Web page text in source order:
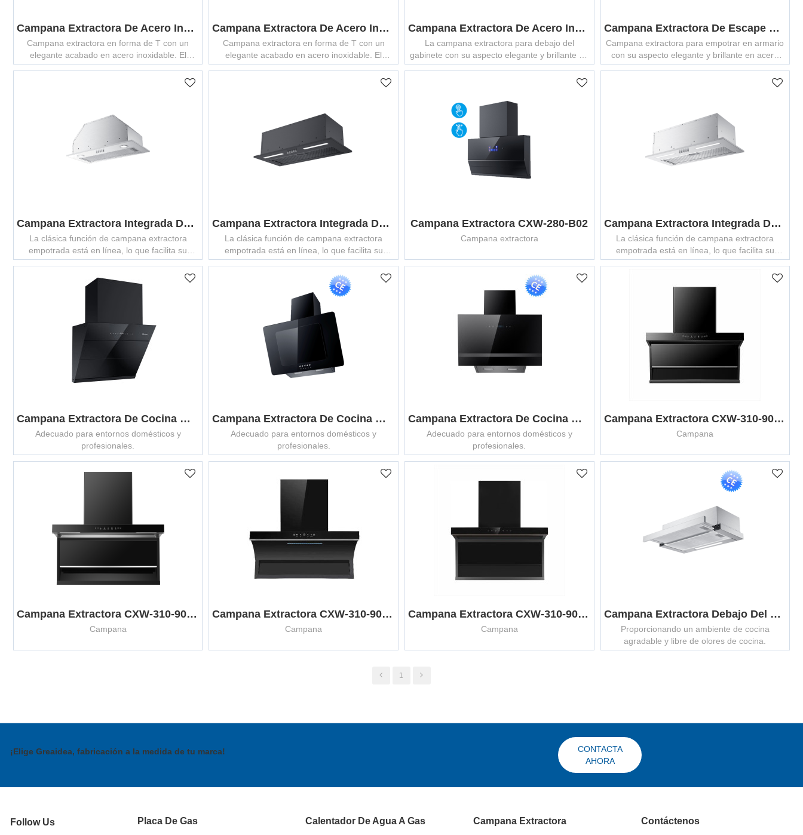
Campana Extractora De Acero Inoxidable En Forma De T GCHT-60/75/90SB
Campana extractora en forma de T con un
elegante acabado en acero inoxidable. El
control de 2 velocidades le permite elegir
Campana Extractora De Acero Inoxidable En Forma De T GCHT-600/750/900T
Campana extractora en forma de T con un
elegante acabado en acero inoxidable. El
control de 2 velocidades le permite elegir
Campana Extractora De Acero Inoxidable De Perfil Bajo GCHA-60/75/90
La campana extractora para debajo del
gabinete con su aspecto elegante y brillante en
acero inoxidable se puede integrar
Campana Extractora De Escape Delgada En Blanco Y Negro MCHS-600B/W
Campana extractora para empotrar en armario
con su aspecto elegante y brillante en acero
inoxidable que se integra perfectamente en
Campana Extractora Integrada De Acero Inoxidable MCHS-5/6005A
La clásica función de campana extractora
empotrada está en línea, lo que facilita su
proceso de cocción.
Campana Extractora Integrada De Acero Inoxidable MCHS-5/6005T
La clásica función de campana extractora
empotrada está en línea, lo que facilita su
proceso de cocción.
Campana Extractora CXW-280-B02
Campana extractora
Campana Extractora Integrada De Acero Inoxidable MCHS-5/6005S
La clásica función de campana extractora
empotrada está en línea, lo que facilita su
proceso de cocción.
Campana Extractora De Cocina MCHW-C601
Adecuado para entornos domésticos y
profesionales.
Campana Extractora De Cocina MCHW-H603
Adecuado para entornos domésticos y
profesionales.
Campana Extractora De Cocina MCHW-H602
Adecuado para entornos domésticos y
profesionales.
Campana Extractora CXW-310-900JT1
Campana
Campana Extractora CXW-310-900JT2
Campana
Campana Extractora CXW-310-900JT3
Campana
Campana Extractora CXW-310-900JT4
Campana
Campana Extractora Debajo Del Gabinete MCHS-6003D
Proporcionando un ambiente de cocina
agradable y libre de olores de cocina.
1
CONTACTA
AHORA
¡Elige Greaidea, fabricación a la medida de tu marca!
Follow Us Placa De Gas Calentador De Agua A Gas Campana Extractora Contáctenos